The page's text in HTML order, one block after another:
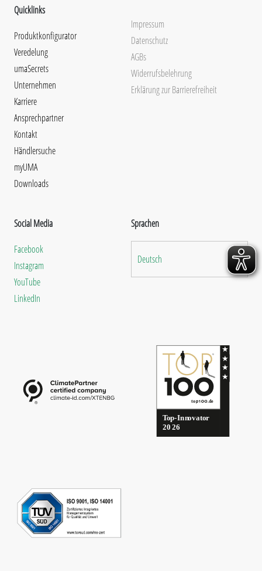
Quicklinks
Produktkonfigurator
Veredelung
umaSecrets
Unternehmen
Karriere
Ansprechpartner
Kontakt
Händlersuche
myUMA
Downloads
Impressum
Datenschutz
AGBs
Widerrufsbelehrung
Erklärung zur Barrierefreiheit
Social Media
Facebook
Instagram
YouTube
LinkedIn
Sprachen
Deutsch